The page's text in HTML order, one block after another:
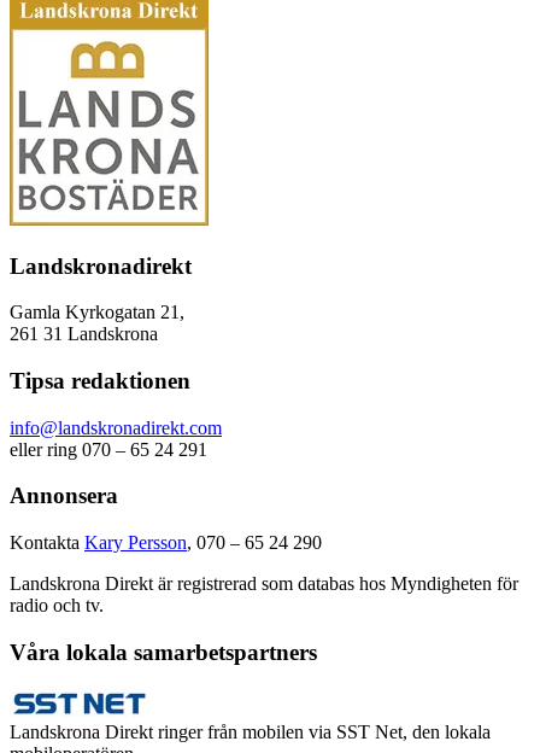
Landskronadirekt
Gamla Kyrkogatan 21,
261 31 Landskrona
Tipsa redaktionen
info@landskronadirekt.com
eller ring 070 – 65 24 291
Annonsera
Kontakta Kary Persson, 070 – 65 24 290
Landskrona Direkt är registrerad som databas hos Myndigheten för
radio och tv.
Våra lokala samarbetspartners
Landskrona Direkt ringer från mobilen via SST Net, den lokala